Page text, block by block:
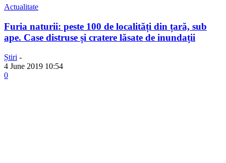
Actualitate
Furia naturii: peste 100 de localități din țară, sub
ape. Case distruse și cratere lăsate de inundații
Știri -
4 June 2019 10:54
0